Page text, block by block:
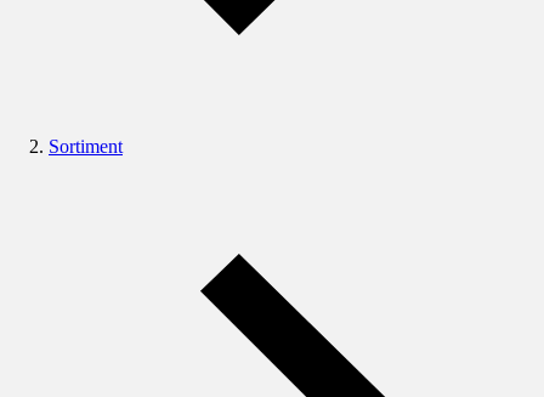
Sortiment